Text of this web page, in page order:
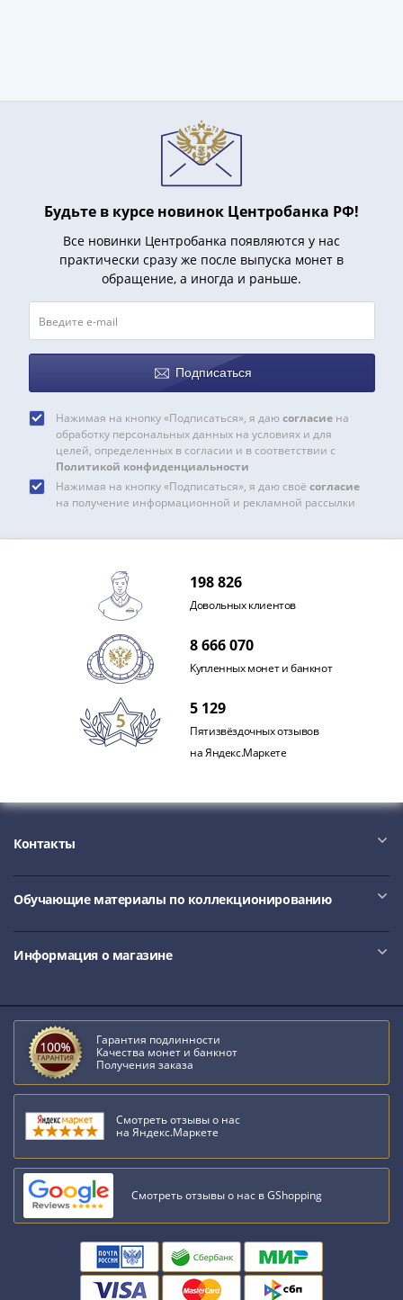
Будьте в курсе новинок Центробанка РФ!
Все новинки Центробанка появляются у нас
практически сразу же после выпуска монет в
обращение, а иногда и раньше.
Подписаться
Нажимая на кнопку «Подписаться», я даю согласиена
обработку персональных данных на условиях и для
целей, определенных в согласии и в соответствии с
Политикой конфиденциальности
Нажимая на кнопку «Подписаться», я даю своё согласие
на получение информационной и рекламной рассылки
198 826
Довольных клиентов
8 666 070
Купленных монет и банкнот
5 129
Пятизвёздочных отзывов
на Яндекс.Маркете
Контакты
Обучающие материалы по коллекционированию
Информация о магазине
Гарантия подлинности
Качества монет и банкнот
Получения заказа
Смотреть отзывы о нас
на Яндекс.Маркете
Смотреть отзывы о нас в GShopping